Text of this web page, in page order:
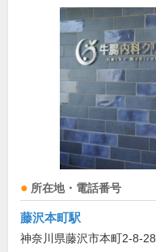
所在地・電話番号
藤沢本町駅
神奈川県藤沢市本町2-8-28